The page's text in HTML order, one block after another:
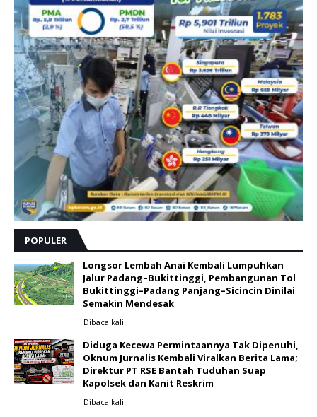
POPULER
Longsor Lembah Anai Kembali Lumpuhkan
Jalur Padang–Bukittinggi, Pembangunan Tol
Bukittinggi–Padang Panjang–Sicincin Dinilai
Semakin Mendesak
Dibaca kali
Diduga Kecewa Permintaannya Tak Dipenuhi,
Oknum Jurnalis Kembali Viralkan Berita Lama;
Direktur PT RSE Bantah Tuduhan Suap
Kapolsek dan Kanit Reskrim
Dibaca kali